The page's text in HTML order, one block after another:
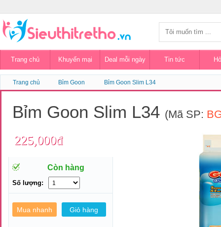
Trang chủ Khuyến mại Deal mỗi ngày Tin tức
Trang chủ Bỉm Goon Bỉm Goon Slim L34
Bỉm Goon Slim L34 (Mã SP:
225,000đ
Còn hàng
Số lượng: